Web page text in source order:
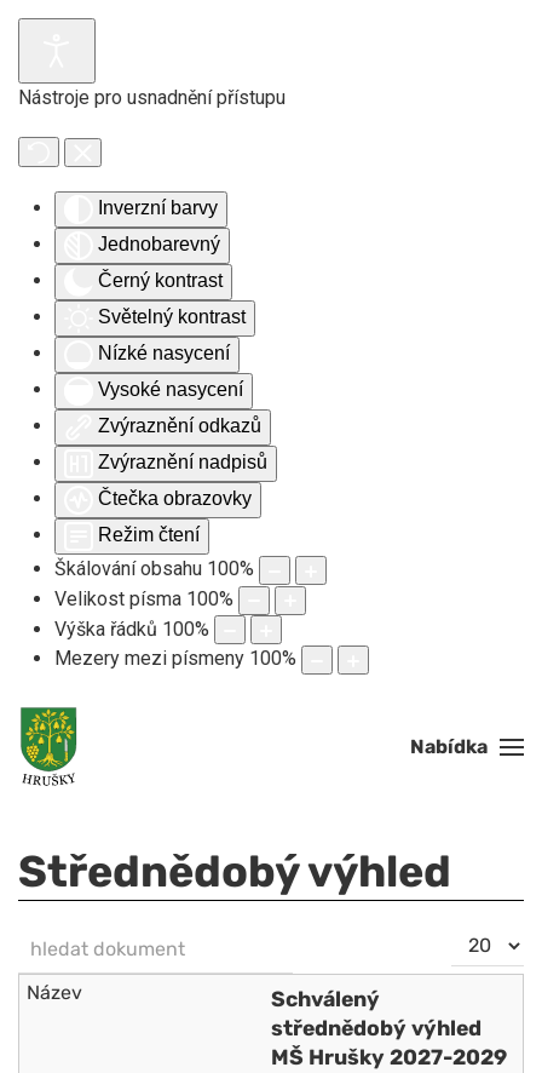
Nástroje pro usnadnění přístupu
Inverzní barvy
Jednobarevný
Černý kontrast
Světelný kontrast
Nízké nasycení
Vysoké nasycení
Zvýraznění odkazů
Zvýraznění nadpisů
Čtečka obrazovky
Režim čtení
Škálování obsahu 100%
Velikost písma 100%
Výška řádků 100%
Mezery mezi písmeny 100%
Nabídka
Střednědobý výhled
NEZVEŘEJNĚNO hledat dokument
Počet
zobrazení
Schválený
střednědobý výhled
MŠ Hrušky 2027-2029